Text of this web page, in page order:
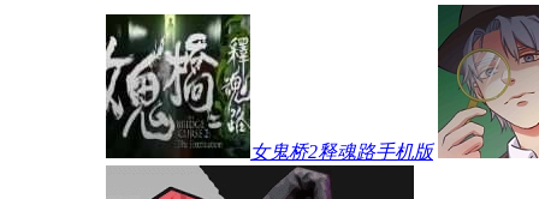
女鬼桥2释魂路手机版